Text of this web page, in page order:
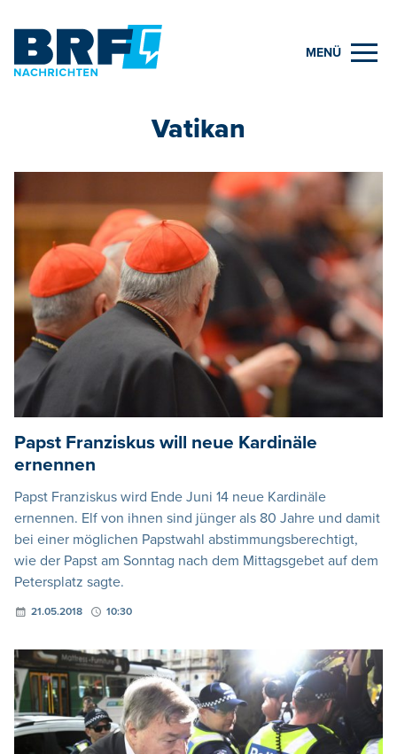
MENÜ
Vatikan
Papst Franziskus will neue Kardinäle
ernennen
Papst Franziskus wird Ende Juni 14 neue Kardinäle
ernennen. Elf von ihnen sind jünger als 80 Jahre und damit
bei einer möglichen Papstwahl abstimmungsberechtigt,
wie der Papst am Sonntag nach dem Mittagsgebet auf dem
Petersplatz sagte.
21.05.2018 10:30